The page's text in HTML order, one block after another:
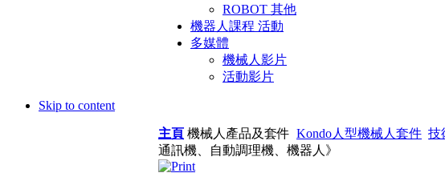
ROBOT 其他
機器人課程 活動
多媒體
機械人影片
活動影片
Skip to content
主頁 機械人產品及套件 Kondo人型機械人套件 技
通訊機、自動調理機、機器人》